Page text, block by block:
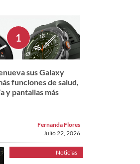
sus Galaxy
funciones de salud,
y pantallas más
Fernanda Flores
Julio 22, 2026
Noticias